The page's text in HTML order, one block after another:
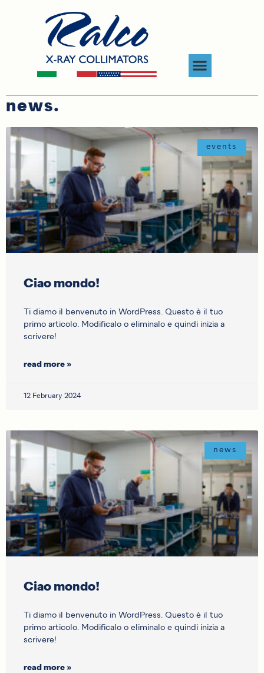
news.
events
Ciao mondo!
Ti diamo il benvenuto in WordPress. Questo è il tuo
primo articolo. Modificalo o eliminalo e quindi inizia a
scrivere!
read more »
12 February 2024
news
Ciao mondo!
Ti diamo il benvenuto in WordPress. Questo è il tuo
primo articolo. Modificalo o eliminalo e quindi inizia a
scrivere!
read more »